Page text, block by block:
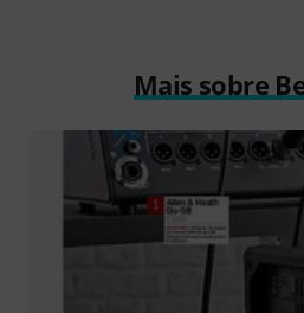
Mais sobre